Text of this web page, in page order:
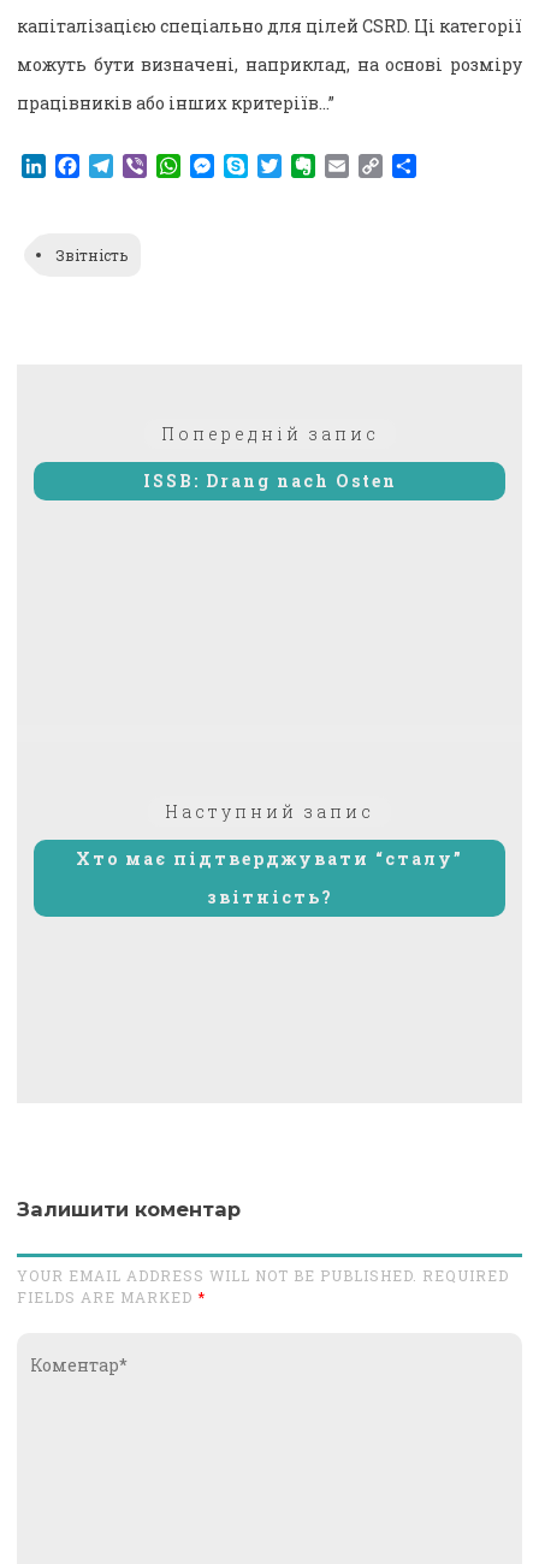
капіталізацією спеціально для цілей CSRD. Ці категорії
можуть бути визначені, наприклад, на основі розміру
працівників або інших критеріїв…”
LinkedIn
Facebook
Telegram
ViberWhatsApp
Messenger
SkypeTwitterEvernote
EmailCopy
Звітність
Попередній запис
ISSB: Drang nach Osten
Наступний запис
Хто має підтверджувати “сталу”
звітність?
Залишити коментар
YOUR EMAIL ADDRESS WILL NOT BE PUBLISHED. REQUIRED
FIELDS ARE MARKED *